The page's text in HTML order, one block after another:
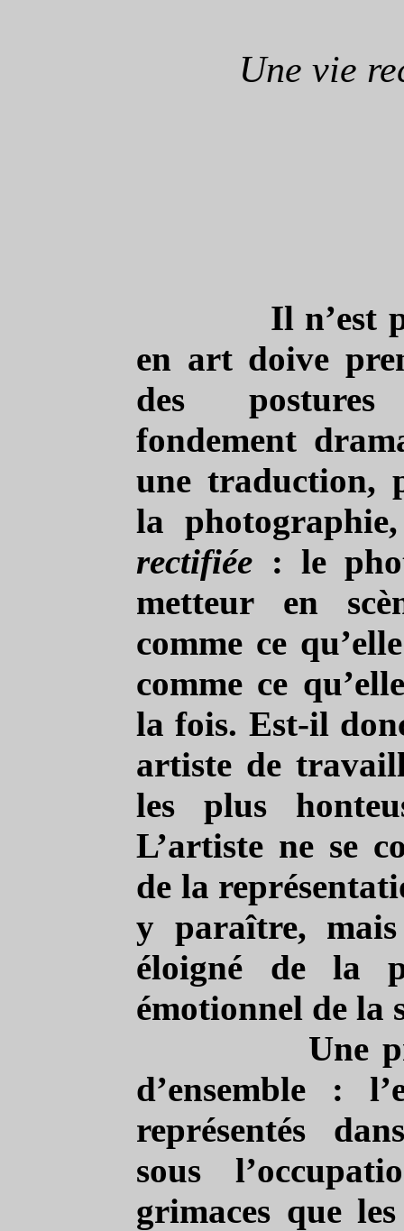
Une vie
Il n’est
en art doive
des
fondement
une traduction,
la
rectifiée : le
metteur en
comme ce
comme ce
la fois. Est-il
artiste de
les plus
L’artiste ne se
de la
y paraître,
éloigné de la
émotionnel de la
Une
d’ensemble :
représentés
sous
grimaces que